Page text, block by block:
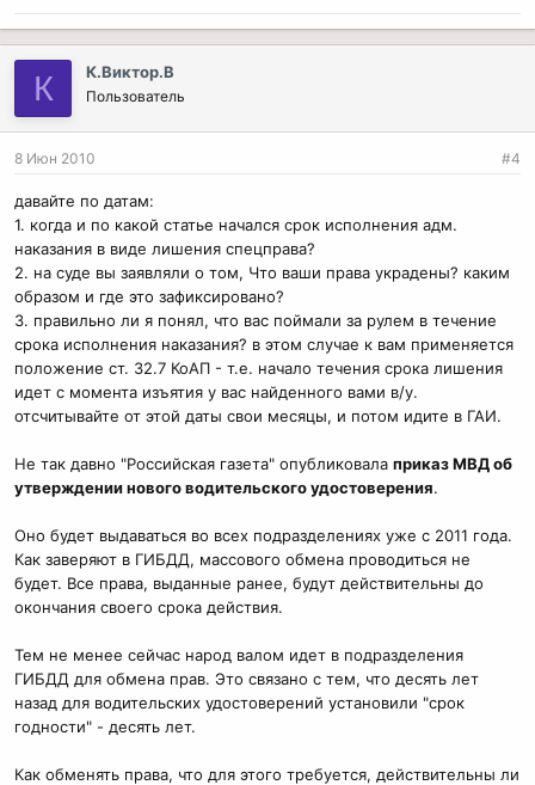
К К.Виктор.В
Пользователь
8 Июн 2010 #4
давайте по датам:
1. когда и по какой статье начался срок исполнения адм.
наказания в виде лишения спецправа?
2. на суде вы заявляли о том, Что ваши права украдены? каким
образом и где это зафиксировано?
3. правильно ли я понял, что вас поймали за рулем в течение
срока исполнения наказания? в этом случае к вам применяется
положение ст. 32.7 КоАП - т.е. начало течения срока лишения
идет с момента изъятия у вас найденного вами в/у.
отсчитывайте от этой даты свои месяцы, и потом идите в ГАИ.
Не так давно "Российская газета" опубликовала приказ МВД об
утверждении нового водительского удостоверения.
Оно будет выдаваться во всех подразделениях уже с 2011 года.
Как заверяют в ГИБДД, массового обмена проводиться не
будет. Все права, выданные ранее, будут действительны до
окончания своего срока действия.
Тем не менее сейчас народ валом идет в подразделения
ГИБДД для обмена прав. Это связано с тем, что десять лет
назад для водительских удостоверений установили "срок
годности" - десять лет.
Как обменять права, что для этого требуется, действительны ли